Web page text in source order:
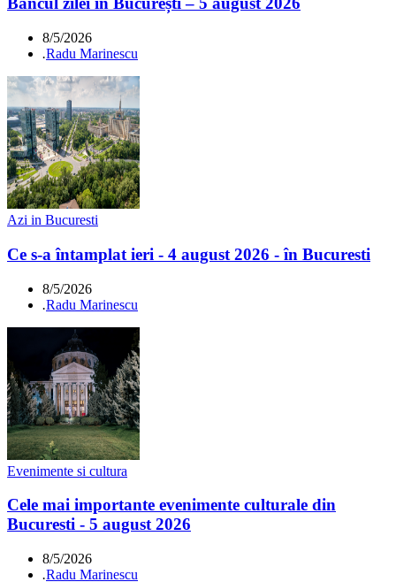
8/5/2026
.Radu Marinescu
Azi in Bucuresti
Ce s-a întamplat ieri - 4 august 2026 - în Bucuresti
8/5/2026
.Radu Marinescu
Evenimente si cultura
Cele mai importante evenimente culturale din
Bucuresti - 5 august 2026
8/5/2026
.Radu Marinescu